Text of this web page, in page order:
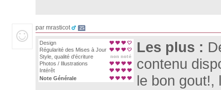
par mrasticot 25
Design
Régularité des Mises à Jour
Style, qualité d'écriture
Photos / Illustrations
Intérêt
Note Générale
Les plus :
contenu
le bon gout!,